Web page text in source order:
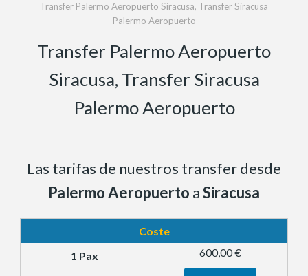
Transfer Palermo Aeropuerto Siracusa, Transfer Siracusa
Palermo Aeropuerto
Transfer Palermo Aeropuerto
Siracusa, Transfer Siracusa
Palermo Aeropuerto
Las tarifas de nuestros transfer desde
Palermo Aeropuerto aSiracusa
Coste
600,00 €